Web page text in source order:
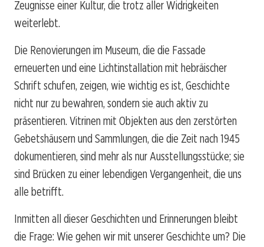
Zeugnisse einer Kultur, die trotz aller Widrigkeiten
weiterlebt.
Die Renovierungen im Museum, die die Fassade
erneuerten und eine Lichtinstallation mit hebräischer
Schrift schufen, zeigen, wie wichtig es ist, Geschichte
nicht nur zu bewahren, sondern sie auch aktiv zu
präsentieren. Vitrinen mit Objekten aus den zerstörten
Gebetshäusern und Sammlungen, die die Zeit nach 1945
dokumentieren, sind mehr als nur Ausstellungsstücke; sie
sind Brücken zu einer lebendigen Vergangenheit, die uns
alle betrifft.
Inmitten all dieser Geschichten und Erinnerungen bleibt
die Frage: Wie gehen wir mit unserer Geschichte um? Die